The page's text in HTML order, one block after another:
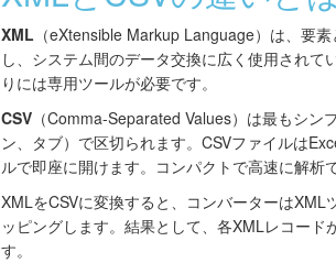
XML （eXtensible Markup Language）は、要
し、システム間のデータ交換に広く使用され
りには専用ツールが必要です。
CSV （Comma-Separated Values）は最もシ
ン、タブ）で区切られます。CSVファイルは
ルで即座に開けます。コンパクトで高速に解析
XMLをCSVに変換すると、コンバーターは
ッピングします。結果として、各XMLレコー
す。